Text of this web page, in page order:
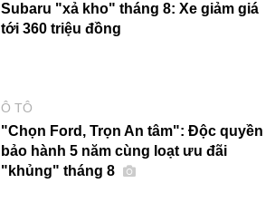
Subaru "xả kho" tháng 8: Xe giảm giá
tới 360 triệu đồng
Ô TÔ
"Chọn Ford, Trọn An tâm": Độc quyền
bảo hành 5 năm cùng loạt ưu đãi
"khủng" tháng 8